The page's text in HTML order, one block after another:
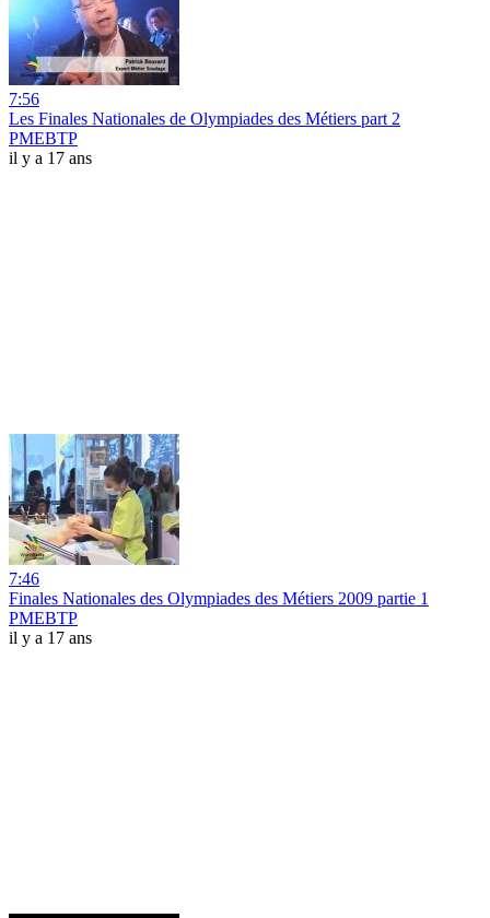
7:56
Les Finales Nationales de Olympiades des Métiers part 2
PMEBTP
il y a 17 ans
7:46
Finales Nationales des Olympiades des Métiers 2009 partie 1
PMEBTP
il y a 17 ans